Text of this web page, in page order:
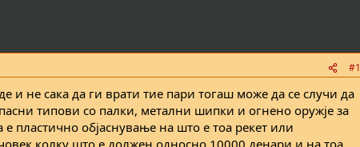
#1
и не сака да ги врати тие пари тогаш може да се случи да
типови со палки, метални шипки и огнено оружје за
пластично објаснување на што е тоа рекет или
колку што е должен односно 10000 денари и на тоа